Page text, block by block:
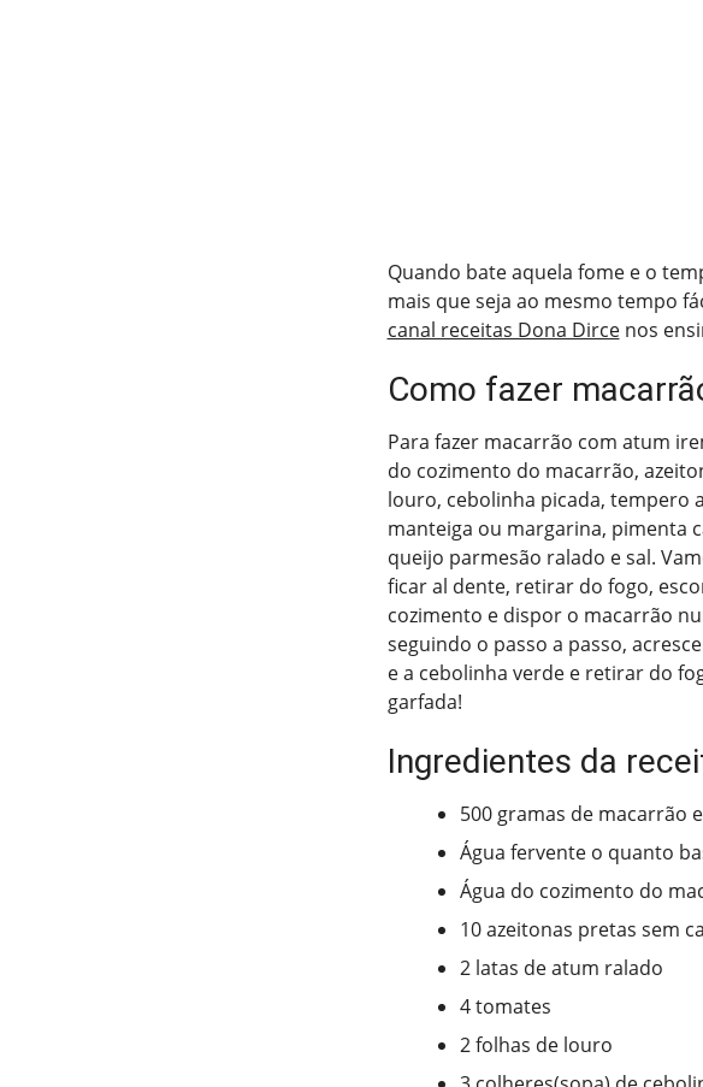
Quando bate aquela fome e o
mais que seja ao mesmo tempo
canal receitas Dona Dircenos
Como fazer
Para fazer macarrão com atum
do cozimento do macarrão,
louro, cebolinha picada, tempero
manteiga ou margarina, pimenta
queijo parmesão ralado e sal.
ficar al dente, retirar do fogo,
cozimento e dispor o macarrão
seguindo o passo a passo,
e a cebolinha verde e retirar do
garfada!
Ingredientes da
500 gramas de macarrão
Água fervente o quanto
Água do cozimento do
10 azeitonas pretas sem
2 latas de atum ralado
4 tomates
2 folhas de louro